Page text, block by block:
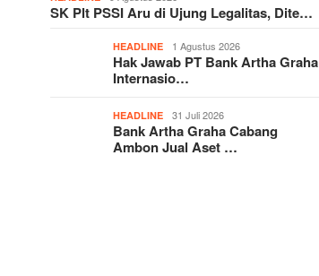
SK Plt PSSI Aru di Ujung Legalitas, Dite…
HEADLINE 1 Agustus 2026
Hak Jawab PT Bank Artha Graha
Internasio…
HEADLINE 31 Juli 2026
Bank Artha Graha Cabang
Ambon Jual Aset …